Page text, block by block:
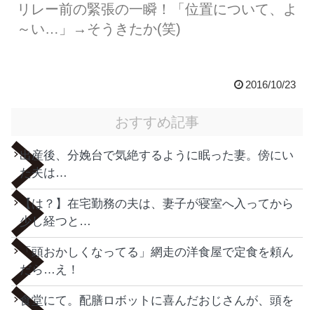
リレー前の緊張の一瞬！「位置について、よ
～い…」→そうきたか(笑)
2016/10/23
おすすめ記事
出産後、分娩台で気絶するように眠った妻。傍にい
た夫は…
【は？】在宅勤務の夫は、妻子が寝室へ入ってから
少し経つと…
「頭おかしくなってる」網走の洋食屋で定食を頼ん
だら…え！
食堂にて。配膳ロボットに喜んだおじさんが、頭を